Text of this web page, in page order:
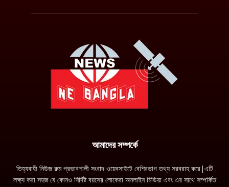
আমাদের সম্পর্কে
তিহ্যবাহী নিউজ রুম প্রভাবশালী সংবাদ ওয়েবসাইটে বেশিরভাগ তথ্য সরবরাহ করে|এটি
লক্ষ্য করা সহজ যে কোনও নির্দিষ্ট বয়সের লোকেরা অনলাইন মিডিয়া এবং এর সাথে সম্পর্কিত